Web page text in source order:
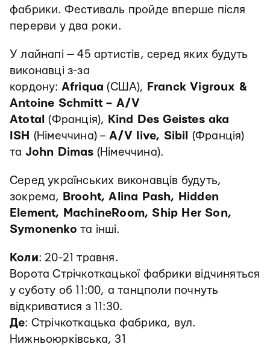
фабрики. Фестиваль пройде вперше після
перерви у два роки.
У лайнапі — 45 артистів, серед яких будуть
виконавці з-за
кордону: Afriqua (США),
Franck Vigroux &
Antoine Schmitt – A/V
Atotal(Франція),
Kind Des Geistes aka
ISH (Німеччина) – A/V live, Sibil (Франція)
та John Dimas (Німеччина).
Серед українських виконавців будуть,
зокрема,
Brooht, Alina Pash, Hidden
Element, MachineRoom, Ship Her Son,
Symonenko та інші.
Коли: 20-21 травня.
Ворота Стрічкоткацької фабрики відчиняться
у суботу об 11:00, а танцполи почнуть
відкриватися з 11:30.
Де: Стрічкоткацька фабрика, вул.
Нижньоюрківська, 31